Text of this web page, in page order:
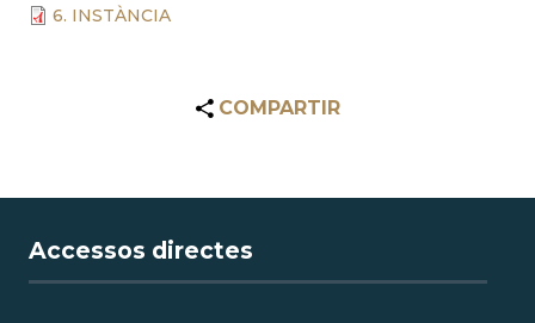
6. INSTÀNCIA
COMPARTIR
Accessos directes